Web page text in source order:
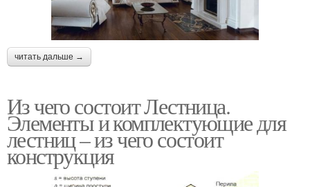
читать дальше →
Из чего состоит Лестница.
Элементы и комплектующие для
лестниц – из чего состоит
конструкция